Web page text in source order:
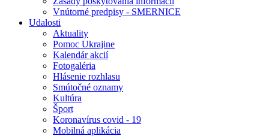
Vnútorné predpisy - SMERNICE
Udalosti
Aktuality
Pomoc Ukrajine
Kalendár akcií
Fotogaléria
Hlásenie rozhlasu
Smútočné oznamy
Kultúra
Šport
Koronavírus covid - 19
Mobilná aplikácia